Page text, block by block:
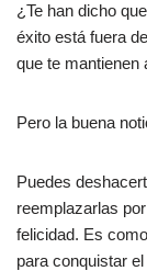
¿Te han dicho
éxito está fuera
que te mantienen
Pero la buena
Puedes
reemplazarlas
felicidad. Es
para conquistar